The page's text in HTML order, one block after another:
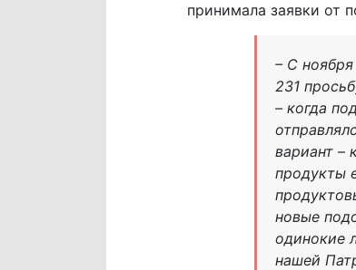
принимала заявки от
– С
231
– когда
вариант –
продукты
новые
одинокие
нашей